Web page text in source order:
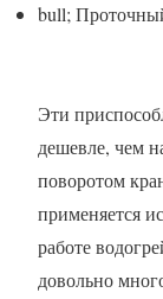
bull;
Эти
дешевле, чем
поворотом
применяется
работе
довольно